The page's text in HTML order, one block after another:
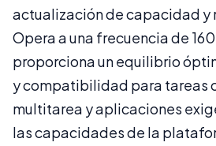
actualización de capacidad y
Opera a una frecuencia de
proporciona un equilibrio
y compatibilidad para tareas
multitarea y aplicaciones
las capacidades de la